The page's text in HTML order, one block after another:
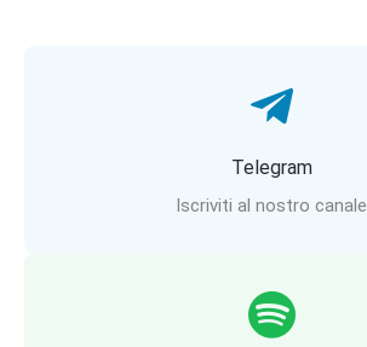
Telegram
Iscriviti al nostro canale